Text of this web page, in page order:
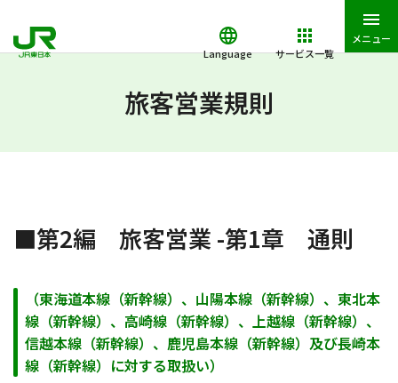
Language サービス一覧
メニュー
旅客営業規則
■第2編 旅客営業 -第1章 通則
（東海道本線（新幹線）、山陽本線（新幹線）、東北本
線（新幹線）、高崎線（新幹線）、上越線（新幹線）、
信越本線（新幹線）、鹿児島本線（新幹線）及び長崎本
線（新幹線）に対する取扱い）